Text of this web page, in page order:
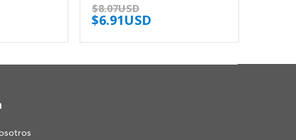
$8.07USD
$6.91USD